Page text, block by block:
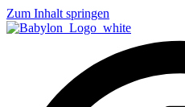
Zum Inhalt springen